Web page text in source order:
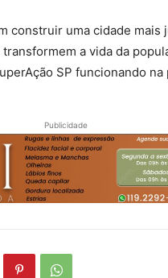
construir uma cidade mais
a vida da
SP funcionando
Publicidade